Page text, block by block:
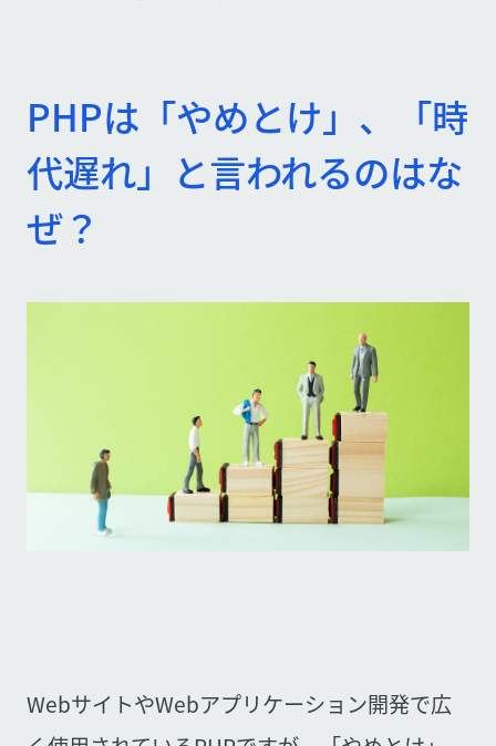
PHPは「やめとけ」、「時
代遅れ」と言われるのはな
ぜ？
WebサイトやWebアプリケーション開発で広